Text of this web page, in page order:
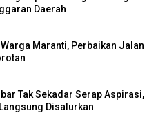
Daerah
Maranti, Perbaikan Jalan
Tak Sekadar Serap Aspirasi,
Disalurkan